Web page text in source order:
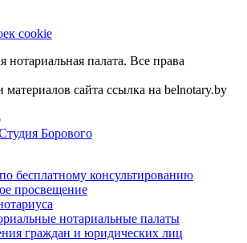
cookie
нотариальная палата. Все права
сайта ссылка на belnotary.by
Борового
бесплатному консультированию
просвещение
нотариальные палаты
граждан и юридических лиц